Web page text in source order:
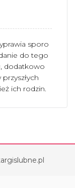
sporo
do tego
dodatkowo
ich rodzin.